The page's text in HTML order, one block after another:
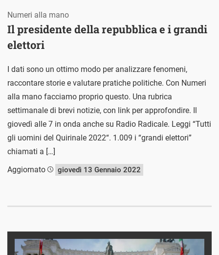
Il presidente della repubblica e i grandi
elettori
Numeri alla mano
I dati sono un ottimo modo per analizzare fenomeni,
raccontare storie e valutare pratiche politiche. Con Numeri
alla mano facciamo proprio questo. Una rubrica
settimanale di brevi notizie, con link per approfondire. Il
giovedì alle 7 in onda anche su Radio Radicale. Leggi “Tutti
gli uomini del Quirinale 2022“. 1.009 i “grandi elettori”
chiamati a […]
Aggiornato
giovedì 13 Gennaio 2022